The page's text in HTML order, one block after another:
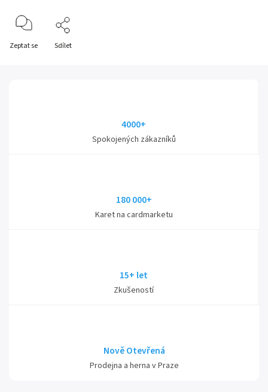
Zeptat se Sdílet
4000+
Spokojených zákazníků
180 000+
Karet na cardmarketu
15+ let
Zkušeností
Nově Otevřená
Prodejna a herna v Praze